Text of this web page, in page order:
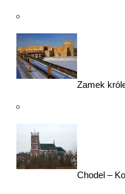
Zamek
Chodel –